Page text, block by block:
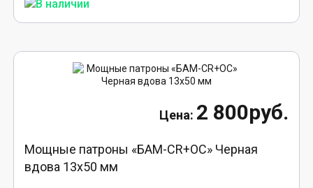
2 800руб.
Мощные патроны «БАМ-CR+ОС» Черная
вдова 13х50 мм